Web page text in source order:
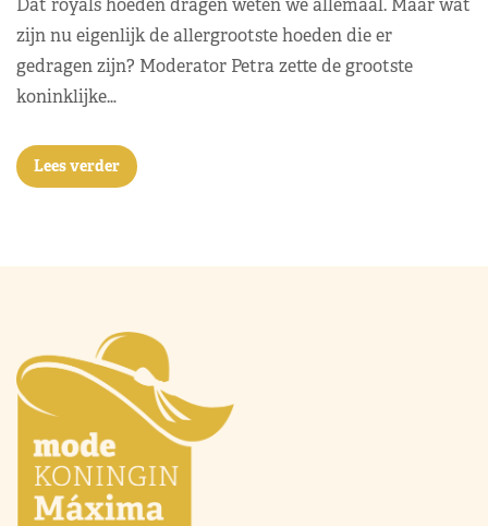
zijn nu eigenlijk de allergrootste hoeden die er
gedragen zijn? Moderator Petra zette de grootste
koninklijke…
Lees verder